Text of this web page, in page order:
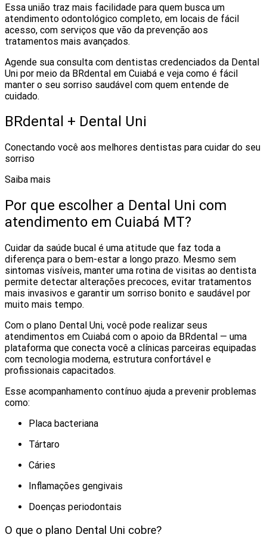
Essa união traz mais facilidade para quem busca um
atendimento odontológico completo, em locais de fácil
acesso, com serviços que vão da prevenção aos
tratamentos mais avançados.
Agende sua consulta com dentistas credenciados da Dental
Uni por meio da BRdental em Cuiabá e veja como é fácil
manter o seu sorriso saudável com quem entende de
cuidado.
BRdental + Dental Uni
Conectando você aos melhores dentistas para cuidar do seu
sorriso
Saiba mais
Por que escolher a Dental Uni com
atendimento em Cuiabá MT?
Cuidar da saúde bucal é uma atitude que faz toda a
diferença para o bem-estar a longo prazo. Mesmo sem
sintomas visíveis, manter uma rotina de visitas ao dentista
permite detectar alterações precoces, evitar tratamentos
mais invasivos e garantir um sorriso bonito e saudável por
muito mais tempo.
Com o plano Dental Uni, você pode realizar seus
atendimentos em Cuiabá com o apoio da BRdental — uma
plataforma que conecta você a clínicas parceiras equipadas
com tecnologia moderna, estrutura confortável e
profissionais capacitados.
Esse acompanhamento contínuo ajuda a prevenir problemas
como:
Placa bacteriana
Tártaro
Cáries
Inflamações gengivais
Doenças periodontais
O que o plano Dental Uni cobre?